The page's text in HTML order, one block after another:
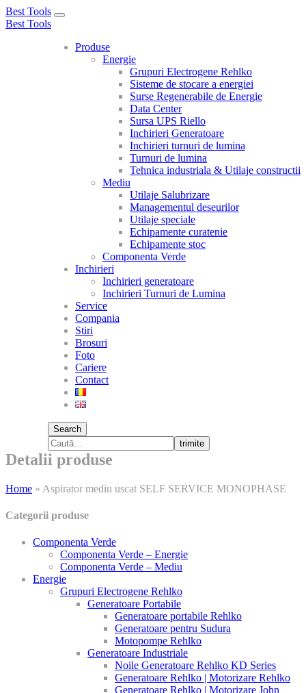
Best Tools
Toggle
Best Tools
Produse
Energie
Grupuri Electrogene Rehlko
Sisteme de stocare a energiei
Surse Regenerabile de Energie
Data Center
Sursa UPS Riello
Inchirieri Generatoare
Inchirieri turnuri de lumina
Turnuri de lumina
Tehnica industriala & Utilaje constructii
Mediu
Utilaje Salubrizare
Managementul deseurilor
Utilaje speciale
Echipamente curatenie
Echipamente stoc
Componenta Verde
Inchirieri
Inchirieri generatoare
Inchirieri Turnuri de Lumina
Service
Compania
Stiri
Brosuri
Foto
Cariere
Contact
Search
trimite
Detalii produse
Home » Aspirator mediu uscat SELF SERVICE MONOPHASE
Categorii produse
Componenta Verde
Componenta Verde – Energie
Componenta Verde – Mediu
Energie
Grupuri Electrogene Rehlko
Generatoare Portabile
Generatoare portabile Rehlko
Generatoare pentru Sudura
Motopompe Rehlko
Generatoare Industriale
Noile Generatoare Rehlko KD Series
Generatoare Rehlko | Motorizare Rehlko
Generatoare Rehlko | Motorizare John